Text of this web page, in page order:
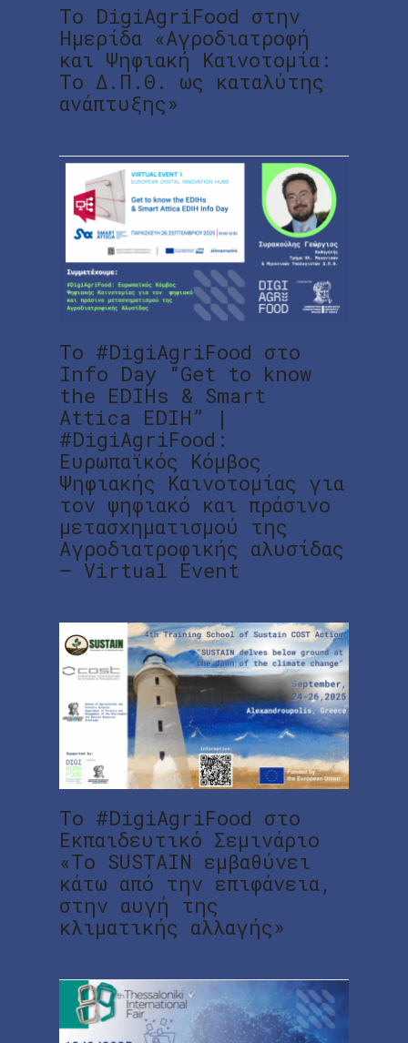
Το DigiAgriFood στην
Ημερίδα «Αγροδιατροφή
και Ψηφιακή Καινοτομία:
Το Δ.Π.Θ. ως καταλύτης
ανάπτυξης»
To #DigiAgriFood στο
Info Day “Get to know
the EDIHs & Smart
Attica EDIH” |
#DigiAgriFood:
Ευρωπαϊκός Κόμβος
Ψηφιακής Καινοτομίας για
τον ψηφιακό και πράσινο
μετασχηματισμού της
Αγροδιατροφικής αλυσίδας
– Virtual Event
Το #DigiAgriFood στο
Εκπαιδευτικό Σεμινάριο
«Το SUSTAIN εμβαθύνει
κάτω από την επιφάνεια,
στην αυγή της
κλιματικής αλλαγής»